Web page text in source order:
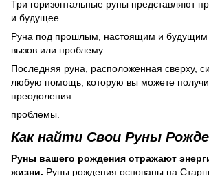
Три горизонтальные руны представляют
и будущее.
Руна под прошлым, настоящим и будущим
вызов или проблему.
Последняя руна, расположенная сверху,
любую помощь, которую вы можете
преодоления
проблемы.
Как найти Свои Руны
Руны вашего рождения отражают
жизни. Руны рождения основаны на